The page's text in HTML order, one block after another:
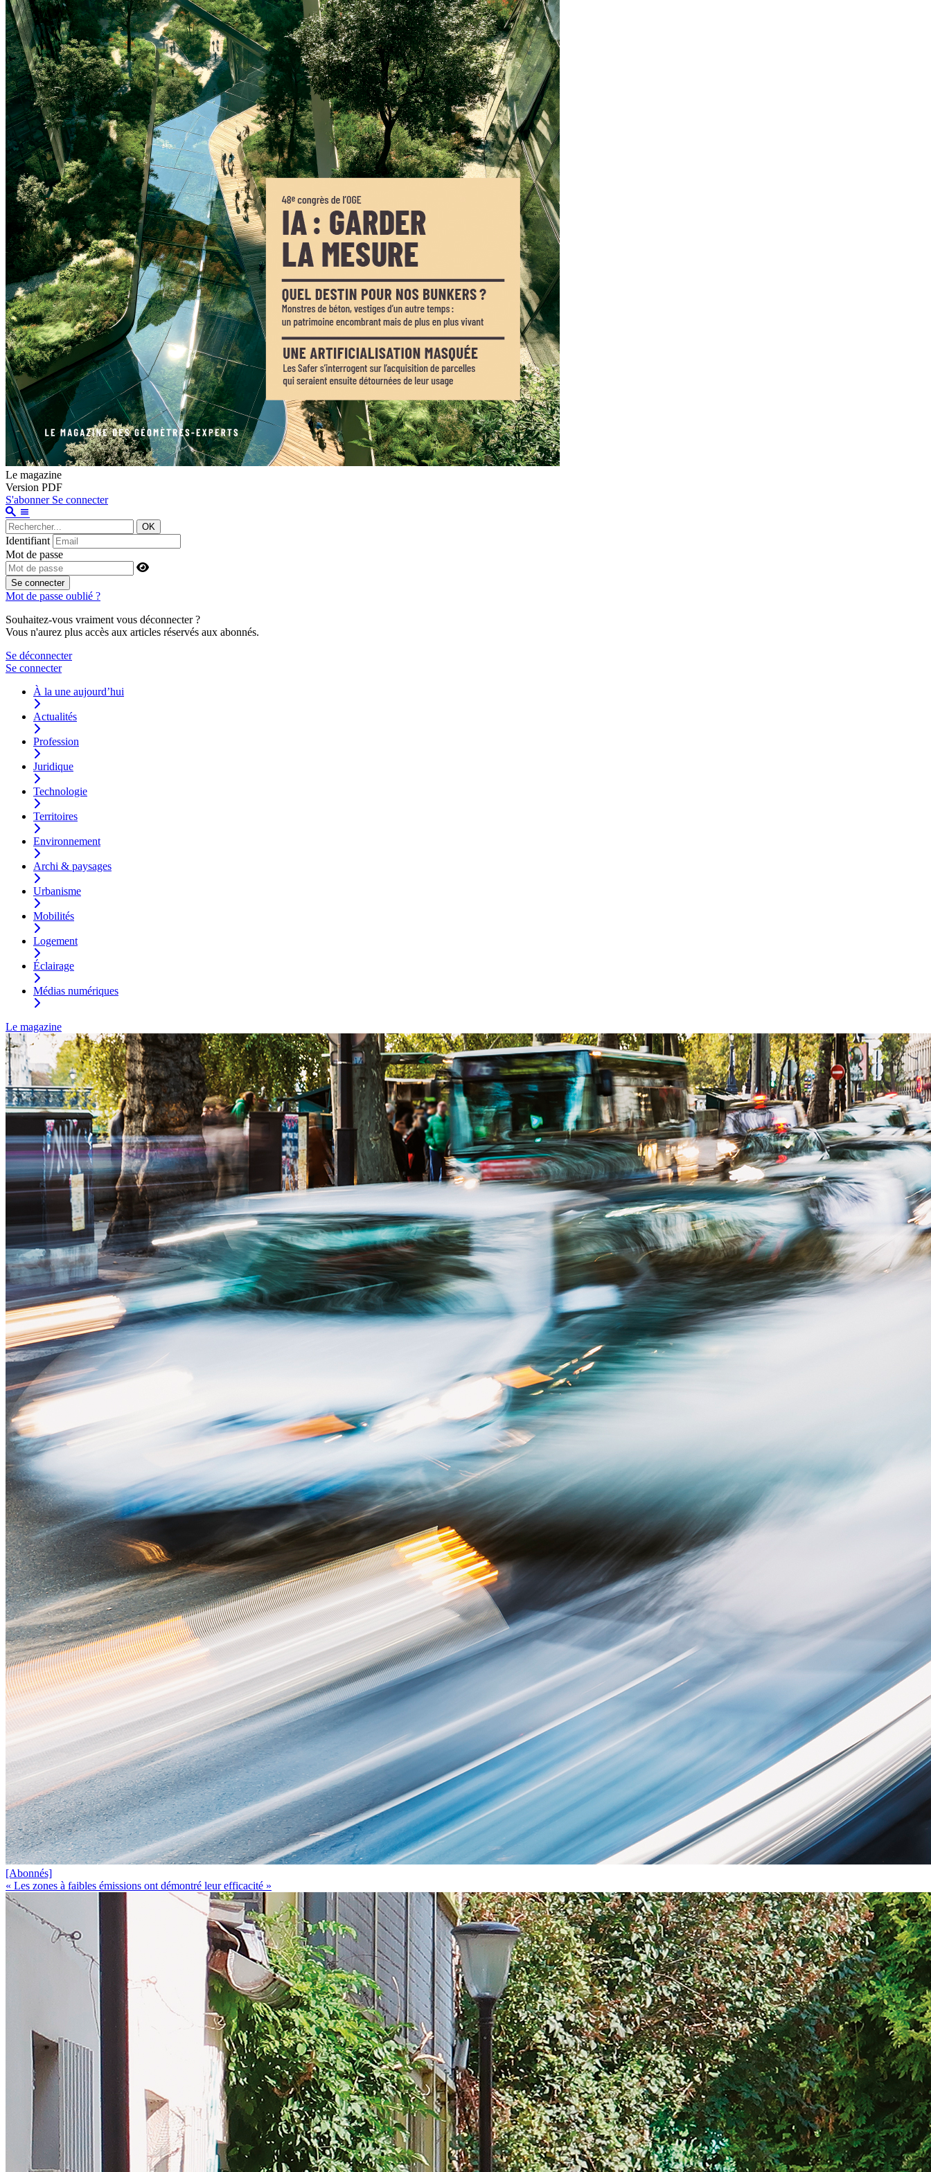
Le magazine
Version PDF
S'abonner Se connecter
OK
Identifiant
Mot de passe
Se connecter
Mot de passe oublié ?
Souhaitez-vous vraiment vous déconnecter ?
Vous n'aurez plus accès aux articles réservés aux abonnés.
Se déconnecter
Se connecter
À la une aujourd’hui
Actualités
Profession
Juridique
Technologie
Territoires
Environnement
Archi & paysages
Urbanisme
Mobilités
Logement
Éclairage
Médias numériques
Le magazine
[Abonnés]
« Les zones à faibles émissions ont démontré leur efficacité »